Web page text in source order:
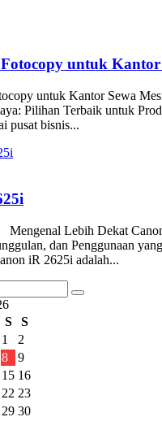
Fotocopy untuk
untuk Kantor Sewa
Pilihan Terbaik untuk
pusat bisnis...
Mengenal Lebih Dekat
dan Penggunaan
iR 2625i adalah...
S
S
1
2
8
9
15 16
22 23
29 30